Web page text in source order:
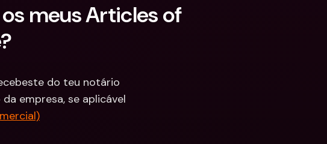
meus Articles of
do teu notário
empresa, se aplicável